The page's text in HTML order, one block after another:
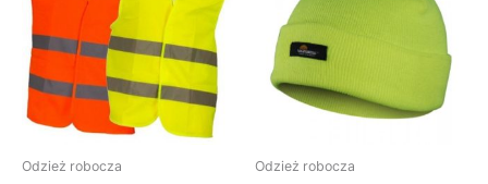
Odzież robocza
wiele
wariantów.
można
wybrać
Odzież robocza